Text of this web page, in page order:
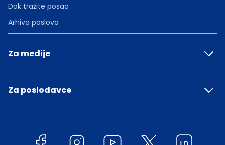
Dok tražite posao
Arhiva poslova
Za medije
Za poslodavce